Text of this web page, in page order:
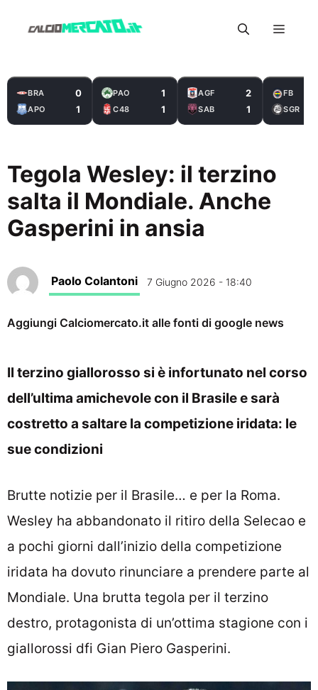
Menu
BRA 0
APO 1
PAO 1
C48 1
AGF 2
SAB 1
FB
SGR
Tegola Wesley: il terzino
salta il Mondiale. Anche
Gasperini in ansia
Paolo Colantoni 7 Giugno 2026 - 18:40
Aggiungi Calciomercato.it alle fonti di google news
Il terzino giallorosso si è infortunato nel corso
dell’ultima amichevole con il Brasile e sarà
costretto a saltare la competizione iridata: le
sue condizioni
Brutte notizie per il Brasile… e per la Roma.
Wesley ha abbandonato il ritiro della Selecao e
a pochi giorni dall’inizio della competizione
iridata ha dovuto rinunciare a prendere parte al
Mondiale. Una brutta tegola per il terzino
destro, protagonista di un’ottima stagione con i
giallorossi dfi Gian Piero Gasperini.